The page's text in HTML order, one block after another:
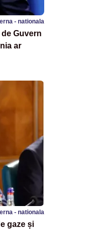
- nationala
Guvern
ar
- nationala
gaze și